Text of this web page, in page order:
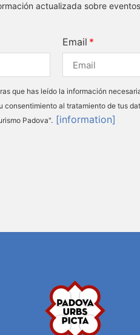
actualizada sobre
Email
que has leído la información
consentimiento al tratamiento de tus
Padova". [information]